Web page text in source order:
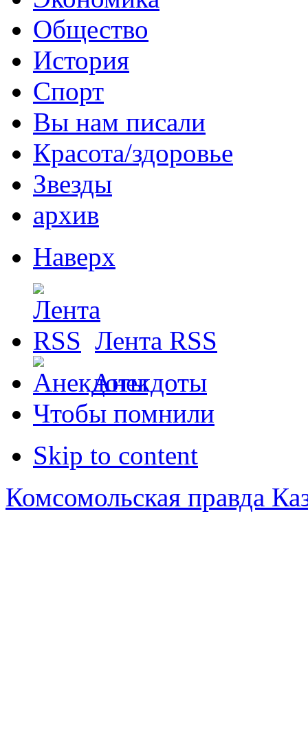
Общество
История
Спорт
Вы нам писали
Красота/здоровье
Звезды
архив
Наверх
Лента RSS
Анекдоты
Чтобы помнили
Skip to content
Комсомольская правда